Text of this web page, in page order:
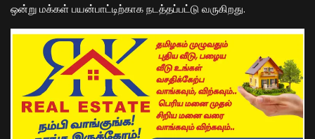
ஒன்று மக்கள் பயன்பாட்டிற்காக நடத்தப்பட்டு வருகிறது.